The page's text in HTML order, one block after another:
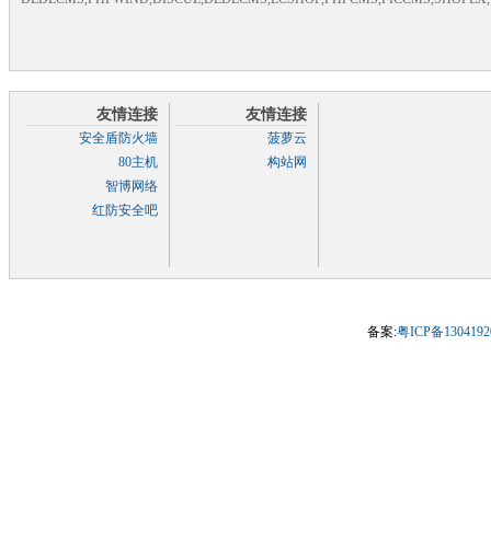
友情连接
安全盾防火墙
80主机
智博网络
红防安全吧
友情连接
菠萝云
构站网
备案:粤ICP备